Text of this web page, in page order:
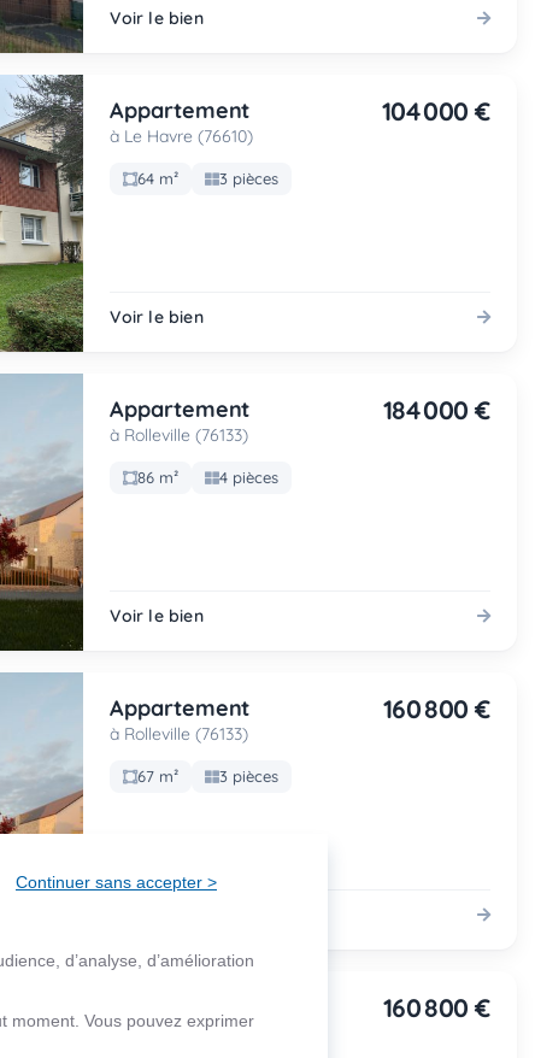
Voir le bien
Appartement
à Le Havre (76610)
104 000 €
64 m² 3 pièces
Voir le bien
Appartement
à Rolleville (76133)
184 000 €
86 m² 4 pièces
Voir le bien
Appartement
à Rolleville (76133)
160 800 €
67 m² 3 pièces
à Rolleville (76133)
160 800 €
Continuer sans accepter >
d’analyse, d’amélioration
moment. Vous pouvez exprimer